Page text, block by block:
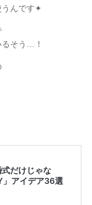
うんです✦
そう…！
だけじゃな
」アイデア36選